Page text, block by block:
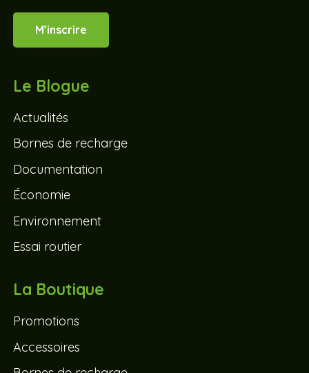
M’inscrire
Le Blogue
Actualités
Bornes de recharge
Documentation
Économie
Environnement
Essai routier
La Boutique
Promotions
Accessoires